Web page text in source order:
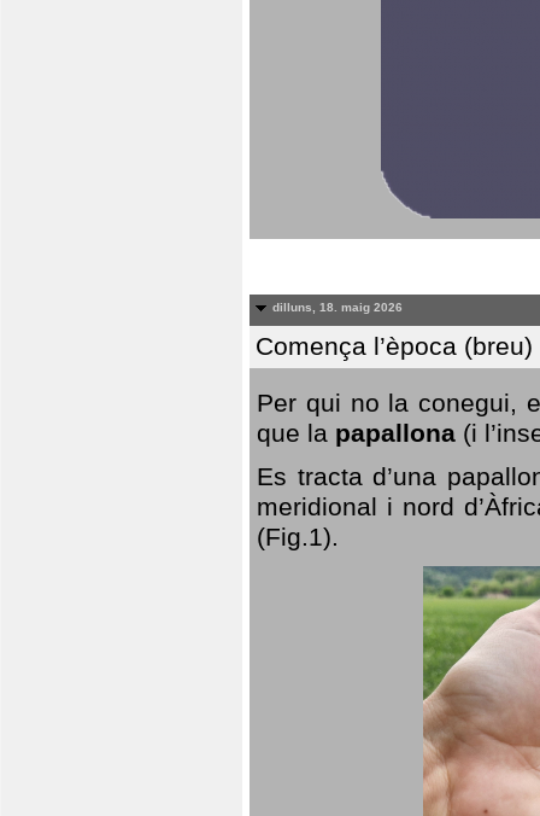
dilluns, 18. maig 2026
Comença l’època
Per qui no la conegui,
que la papallona (i
Es tracta d’una
meridional i nord
(Fig.1).